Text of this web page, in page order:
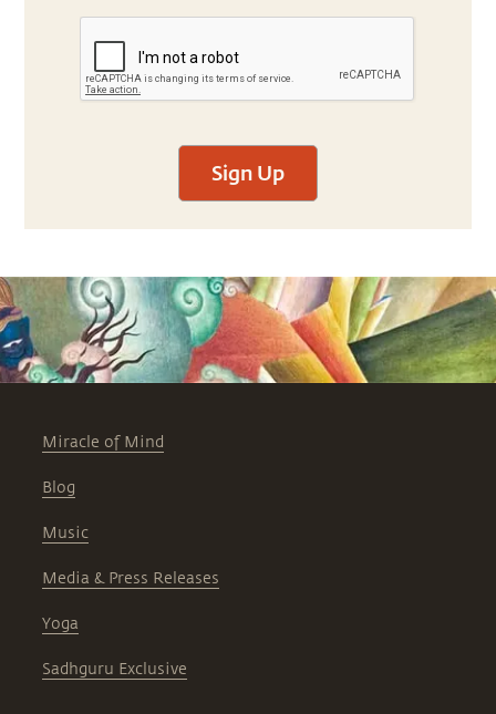
Sign Up
Miracle of Mind
Blog
Music
Media & Press Releases
Yoga
Sadhguru Exclusive